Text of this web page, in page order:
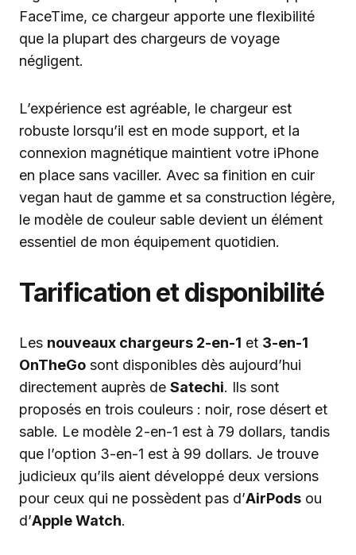
FaceTime, ce chargeur apporte une flexibilité
que la plupart des chargeurs de voyage
négligent.
L’expérience est agréable, le chargeur est
robuste lorsqu’il est en mode support, et la
connexion magnétique maintient votre iPhone
en place sans vaciller. Avec sa finition en cuir
vegan haut de gamme et sa construction légère,
le modèle de couleur sable devient un élément
essentiel de mon équipement quotidien.
Tarification et disponibilité
Les nouveaux chargeurs 2-en-1 et 3-en-1
OnTheGo sont disponibles dès aujourd’hui
directement auprès de Satechi. Ils sont
proposés en trois couleurs : noir, rose désert et
sable. Le modèle 2-en-1 est à 79 dollars, tandis
que l’option 3-en-1 est à 99 dollars. Je trouve
judicieux qu’ils aient développé deux versions
pour ceux qui ne possèdent pas d’AirPods ou
d’Apple Watch.